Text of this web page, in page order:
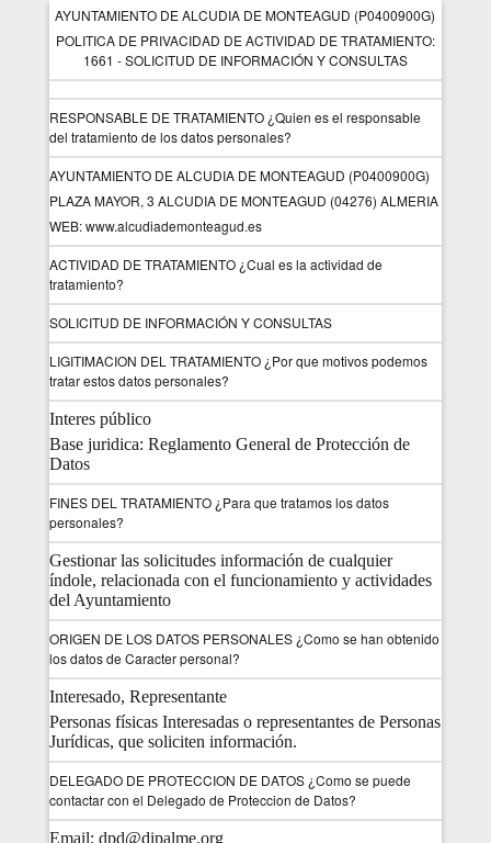
AYUNTAMIENTO DE ALCUDIA DE MONTEAGUD (P0400900G)
POLITICA DE PRIVACIDAD DE ACTIVIDAD DE TRATAMIENTO:
1661 - SOLICITUD DE INFORMACIÓN Y CONSULTAS
RESPONSABLE DE TRATAMIENTO ¿Quien es el responsable
del tratamiento de los datos personales?
AYUNTAMIENTO DE ALCUDIA DE MONTEAGUD (P0400900G)
PLAZA MAYOR, 3 ALCUDIA DE MONTEAGUD (04276) ALMERIA
WEB: www.alcudiademonteagud.es
ACTIVIDAD DE TRATAMIENTO ¿Cual es la actividad de
tratamiento?
SOLICITUD DE INFORMACIÓN Y CONSULTAS
LIGITIMACION DEL TRATAMIENTO ¿Por que motivos podemos
tratar estos datos personales?
Interes público
Base juridica: Reglamento General de Protección de
Datos
FINES DEL TRATAMIENTO ¿Para que tratamos los datos
personales?
Gestionar las solicitudes información de cualquier
índole, relacionada con el funcionamiento y actividades
del Ayuntamiento
ORIGEN DE LOS DATOS PERSONALES ¿Como se han obtenido
los datos de Caracter personal?
Interesado, Representante
Personas físicas Interesadas o representantes de Personas
Jurídicas, que soliciten información.
DELEGADO DE PROTECCION DE DATOS ¿Como se puede
contactar con el Delegado de Proteccion de Datos?
Email: dpd@dipalme.org